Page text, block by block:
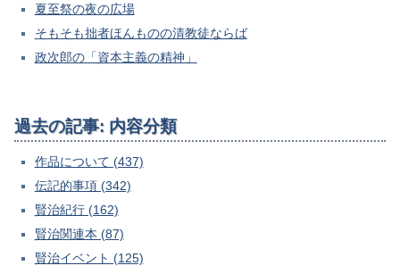
夏至祭の夜の広場
そもそも拙者ほんものの清教徒ならば
政次郎の「資本主義の精神」
過去の記事: 内容分類
作品について (437)
伝記的事項 (342)
賢治紀行 (162)
賢治関連本 (87)
賢治イベント (125)